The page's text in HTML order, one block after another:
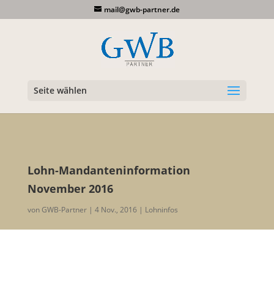
mail@gwb-partner.de
Seite wählen
Lohn-Mandanteninformation
November 2016
vonGWB-Partner 4 Nov., 2016 Lohninfos